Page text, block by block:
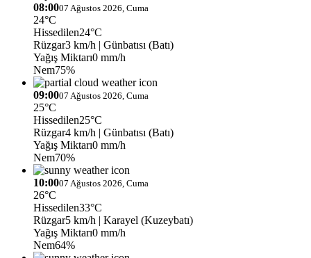
08:0007 Ağustos 2026, Cuma
24°C
Hissedilen24°C
Rüzgar3 km/h | Günbatısı (Batı)
Yağış Miktarı0 mm/h
Nem75%
09:0007 Ağustos 2026, Cuma
25°C
Hissedilen25°C
Rüzgar4 km/h | Günbatısı (Batı)
Yağış Miktarı0 mm/h
Nem70%
10:0007 Ağustos 2026, Cuma
26°C
Hissedilen33°C
Rüzgar5 km/h | Karayel (Kuzeybatı)
Yağış Miktarı0 mm/h
Nem64%